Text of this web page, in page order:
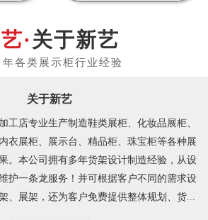
关于新艺
关于新艺
工店专业生产制造鞋类展柜、化妆品展柜、
衣展柜、展示台、精品柜、珠宝柜等各种展
。本公司拥有多年货架设计制造经验，从设
护一条龙服务！并可根据客户不同的需求设
、展架，还为客户免费提供整体规划、货...